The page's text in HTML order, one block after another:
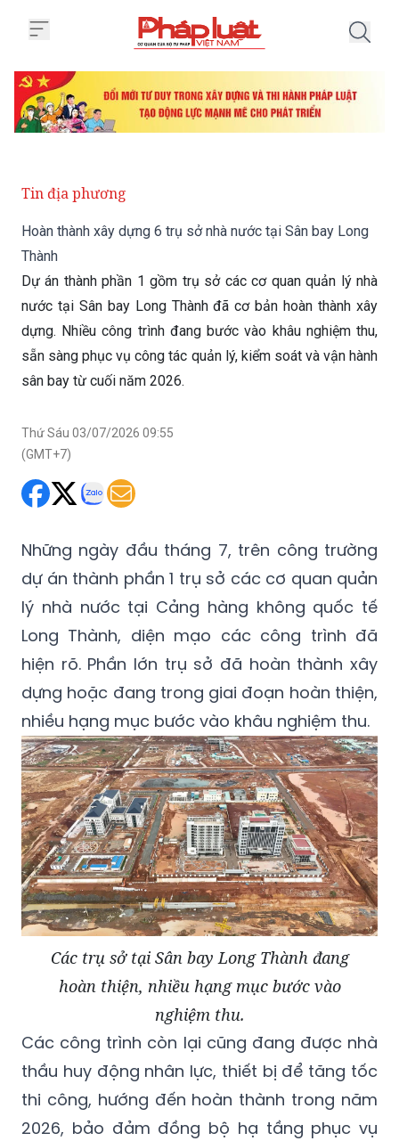
Tin địa phương
Hoàn thành xây dựng 6 trụ sở nhà nước tại Sân bay Long
Thành
Dự án thành phần 1 gồm trụ sở các cơ quan quản lý nhà
nước tại Sân bay Long Thành đã cơ bản hoàn thành xây
dựng. Nhiều công trình đang bước vào khâu nghiệm thu,
sẵn sàng phục vụ công tác quản lý, kiểm soát và vận hành
sân bay từ cuối năm 2026.
Thứ Sáu 03/07/2026 09:55
(GMT+7)
Những ngày đầu tháng 7, trên công trường
dự án thành phần 1 trụ sở các cơ quan quản
lý nhà nước tại Cảng hàng không quốc tế
Long Thành, diện mạo các công trình đã
hiện rõ. Phần lớn trụ sở đã hoàn thành xây
dựng hoặc đang trong giai đoạn hoàn thiện,
nhiều hạng mục bước vào khâu nghiệm thu.
Các trụ sở tại Sân bay Long Thành đang
hoàn thiện, nhiều hạng mục bước vào
nghiệm thu.
Các công trình còn lại cũng đang được nhà
thầu huy động nhân lực, thiết bị để tăng tốc
thi công, hướng đến hoàn thành trong năm
2026, bảo đảm đồng bộ hạ tầng phục vụ